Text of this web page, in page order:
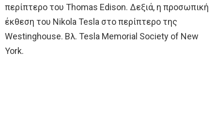
περίπτερο του Τhomas Edison. Δεξιά, η προσωπική
έκθεση του Nikola Tesla στο περίπτερο της
Westinghouse. Βλ. Tesla Memorial Society of New
York.